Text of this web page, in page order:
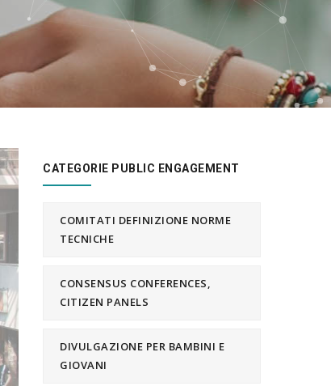
CATEGORIE PUBLIC ENGAGEMENT
COMITATI DEFINIZIONE NORME
TECNICHE
CONSENSUS CONFERENCES,
CITIZEN PANELS
DIVULGAZIONE PER BAMBINI E
GIOVANI